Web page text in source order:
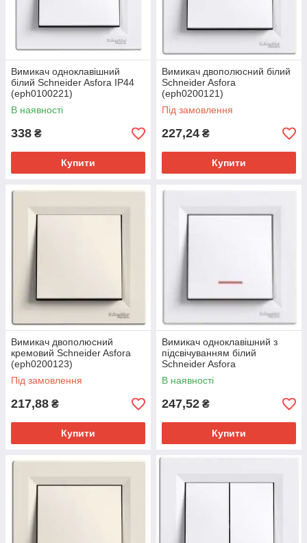
Вимикач одноклавішний
білий Schneider Asfora IP44
(eph0100221)
В наявності
338 ₴
Купити
Вимикач двополюсний білий
Schneider Asfora
(eph0200121)
Під замовлення
227,24 ₴
Купити
Вимикач двополюсний
кремовий Schneider Asfora
(eph0200123)
Під замовлення
217,88 ₴
Купити
Вимикач одноклавішний з
підсвічуванням білий
Schneider Asfora
(eph1400121)
В наявності
247,52 ₴
Купити